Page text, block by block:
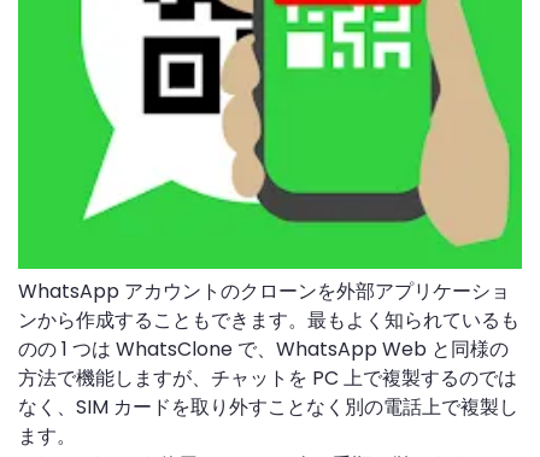
WhatsApp アカウントのクローンを外部アプリケーショ
ンから作成することもできます。最もよく知られているも
のの 1 つは WhatsClone で、WhatsApp Web と同様の
方法で機能しますが、チャットを PC 上で複製するのでは
なく、SIM カードを取り外すことなく別の電話上で複製し
ます。